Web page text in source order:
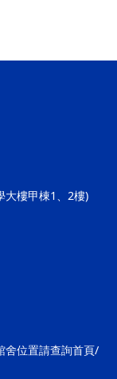
大樓甲棟1、2樓)
舍位置請查詢首頁/